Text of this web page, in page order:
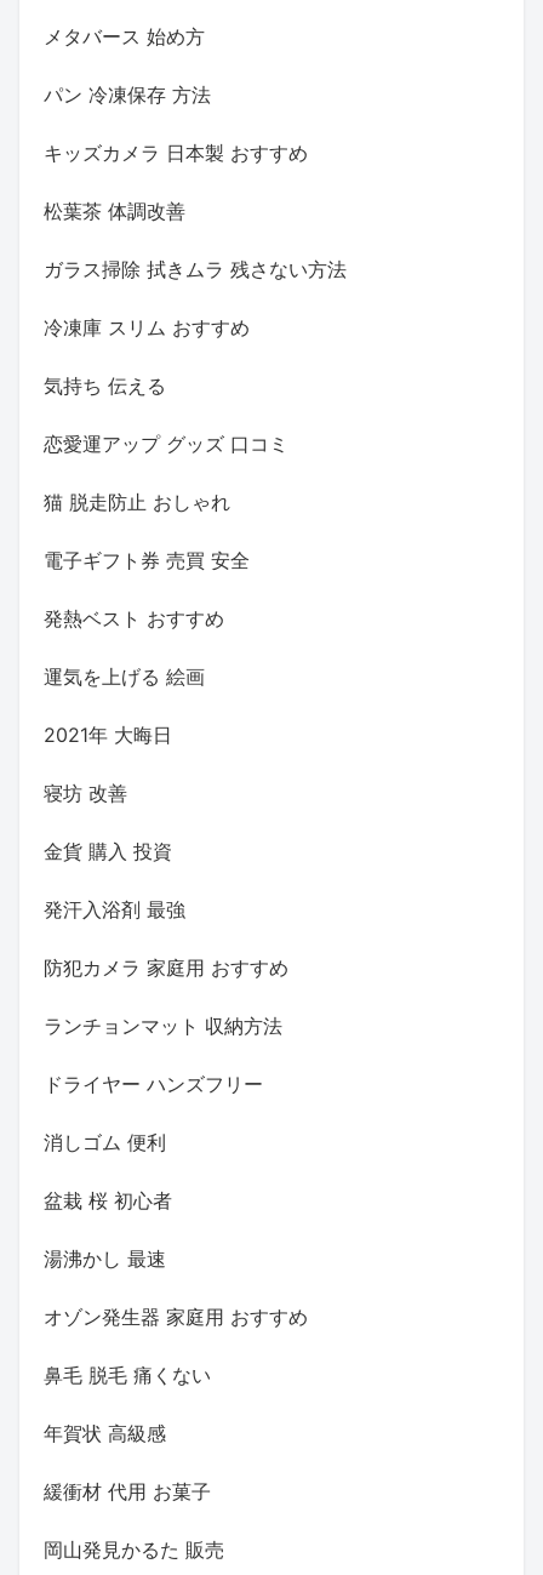
メタバース 始め方
パン 冷凍保存 方法
キッズカメラ 日本製 おすすめ
松葉茶 体調改善
ガラス掃除 拭きムラ 残さない方法
冷凍庫 スリム おすすめ
気持ち 伝える
恋愛運アップ グッズ 口コミ
猫 脱走防止 おしゃれ
電子ギフト券 売買 安全
発熱ベスト おすすめ
運気を上げる 絵画
2021年 大晦日
寝坊 改善
金貨 購入 投資
発汗入浴剤 最強
防犯カメラ 家庭用 おすすめ
ランチョンマット 収納方法
ドライヤー ハンズフリー
消しゴム 便利
盆栽 桜 初心者
湯沸かし 最速
オゾン発生器 家庭用 おすすめ
鼻毛 脱毛 痛くない
年賀状 高級感
緩衝材 代用 お菓子
岡山発見かるた 販売